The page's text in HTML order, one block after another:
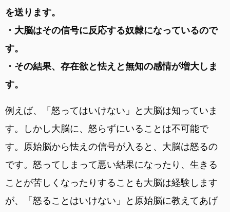
を送ります。
・大脳はその信号に反応する奴隷になっているので
す。
・その結果、存在欲と怯えと無知の感情が増大しま
す。
例えば、「怒ってはいけない」と大脳は知っていま
す。しかし大脳に、怒らずにいることは不可能で
す。原始脳から怯えの信号が入ると、大脳は怒るの
です。怒ってしまって悪い結果になったり、生きる
ことが苦しくなったりすることも大脳は経験します
が、「怒ることはいけない」と原始脳に教えてあげ